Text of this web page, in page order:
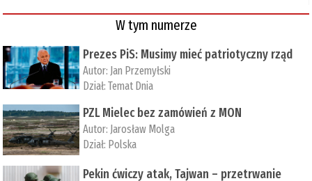
W tym numerze
Prezes PiS: Musimy mieć patriotyczny rząd
Autor: Jan Przemyłski
Dział:Temat Dnia
PZL Mielec bez zamówień z MON
Autor: Jarosław Molga
Dział: Polska
Pekin ćwiczy atak, Tajwan – przetrwanie